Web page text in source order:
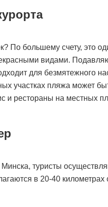
По большему счету, это
видами.
для безмятежного
участках пляжа может
и рестораны на местных
туристы
в 20-40 километрах